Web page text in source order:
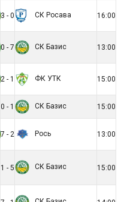
3 - 0 СК Росава 16:00
0 - 7 СК Базис 13:00
2 - 1 ФК УТК 15:00
0 - 1 СК Базис 15:00
7 - 2 Рось 13:00
1 - 5 СК Базис 15:00